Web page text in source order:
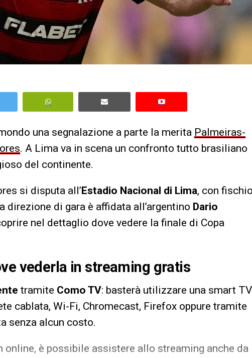
una segnalazione a parte la merita Palmeiras-
. A Lima va in scena un confronto tutto brasiliano
del continente.
si disputa all’Estadio Nacional di Lima, con fischio
direzione di gara è affidata all’argentino Dario
nel dettaglio dove vedere la finale di Copa
vederla in streaming gratis
tramite Como TV: basterà utilizzare una smart TV
cablata, Wi-Fi, Chromecast, Firefox oppure tramite
senza alcun costo.
è possibile assistere allo streaming anche da